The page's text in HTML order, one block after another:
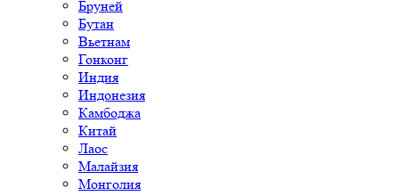
Бруней
Бутан
Вьетнам
Гонконг
Индия
Индонезия
Камбоджа
Китай
Лаос
Малайзия
Монголия